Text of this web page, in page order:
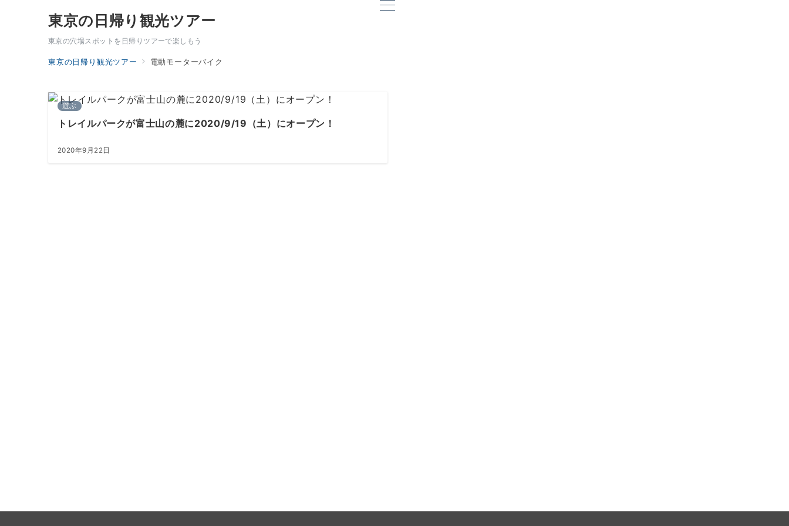
東京の日帰り観光ツアー
東京の穴場スポットを日帰りツアーで楽しもう
東京の日帰り観光ツアー 電動モーターバイク
遊ぶ
トレイルパークが富士山の麓に2020/9/19（土）にオープン！
2020年9月22日